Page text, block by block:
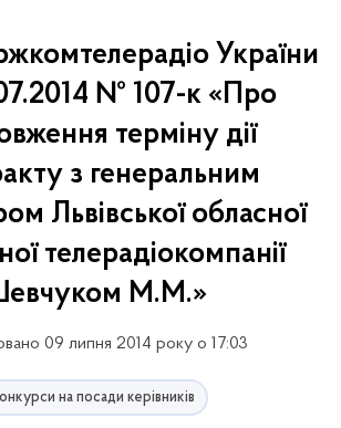
України
№ 107-к «Про
терміну дії
з генеральним
Львівської обласної
телерадіокомпанії
М.М.»
09 липня 2014 року о 17:03
на посади керівників